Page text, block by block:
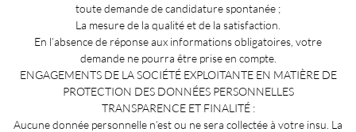
toute demande de candidature spontanée ;
La mesure de la qualité et de la satisfaction.
En l’absence de réponse aux informations obligatoires, votre
demande ne pourra être prise en compte.
ENGAGEMENTS DE LA SOCIÉTÉ EXPLOITANTE EN MATIÈRE DE
PROTECTION DES DONNÉES PERSONNELLES
TRANSPARENCE ET FINALITÉ :
Aucune donnée personnelle n’est ou ne sera collectée à votre insu. La